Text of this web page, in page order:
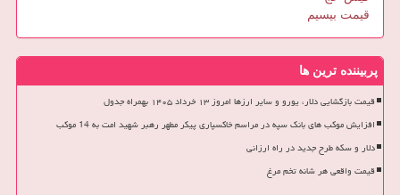
قیمت بیسیم
پربیننده ترین ها
قیمت بازگشایی دلار، یورو و سایر ارزها امروز ۱۳ خرداد ۱۴۰۵ بهمراه جدول
افزایش موکب های بانک سپه در مراسم خاکسپاری پیکر مطهر رهبر شهید امت به 14 موکب
دلار و سکه طرح جدید در راه ارزانی
قیمت واقعی هر شانه تخم مرغ